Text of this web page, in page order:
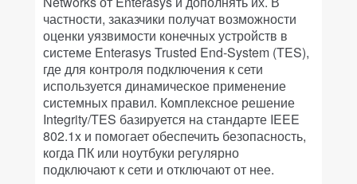
частности, заказчики получат возможности
оценки уязвимости конечных устройств в
системе Enterasys Trusted End-System (TES),
где для контроля подключения к сети
используется динамическое применение
системных правил. Комплексное решение
Integrity/TES базируется на стандарте IEEE
802.1x и помогает обеспечить безопасность,
когда ПК или ноутбуки регулярно
подключают к сети и отключают от нее.